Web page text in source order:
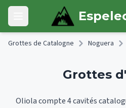
Skip to main content
Open main menu
Grottes de Catalogne Noguera
Grottes
Oliola compte 4 cavités